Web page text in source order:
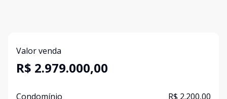
Valor venda
R$ 2.979.000,00
Condomínio R$ 2.200,00